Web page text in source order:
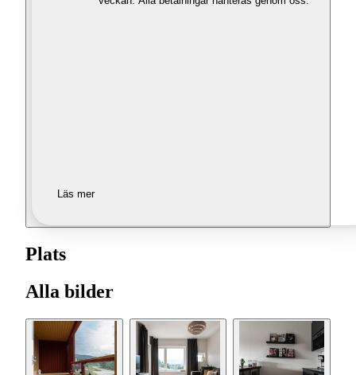
Läs mer
Plats
Alla bilder